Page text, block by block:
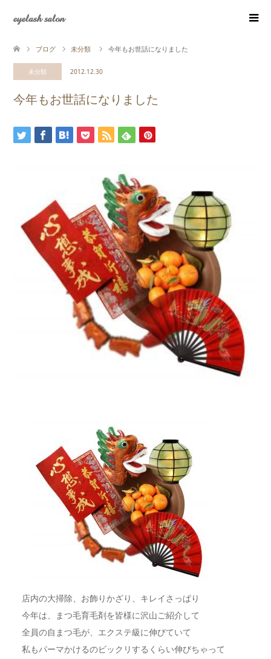
eyelash salon
ブログ 未分類 今年もお世話になりました
未分類 2012.12.30
今年もお世話になりました
店内の大掃除、お飾りかざり、キレイさっぱり
今年は、まつ毛育毛剤を皆様に沢山ご紹介して
全員の自まつ毛が、エクステ級に伸びていて
私もパーマかけるのビックリするくらい伸びちゃって